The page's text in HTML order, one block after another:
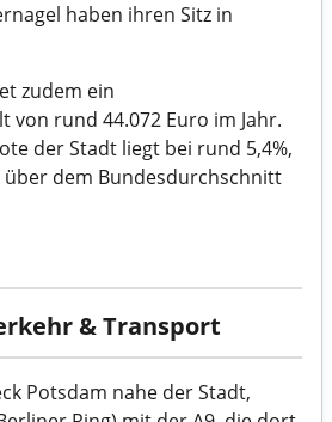
haben ihren Sitz in
zudem ein
von rund 44.072 Euro im Jahr.
der Stadt liegt bei rund 5,4%,
dem Bundesdurchschnitt
& Transport
Potsdam nahe der Stadt,